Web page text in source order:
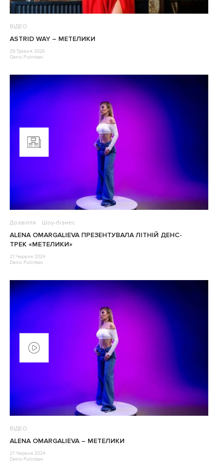
ВІДЕО
ASTRID WAY – МЕТЕЛИКИ
29 Травня 2026
Denis Putintsev
Дозвілля Шоу-бізнес
ALENA OMARGALIEVA ПРЕЗЕНТУВАЛА ЛІТНІЙ ДЕНС-
ТРЕК «МЕТЕЛИКИ»
21 Червня 2024
Denis Putintsev
ВІДЕО
ALENA OMARGALIEVA – МЕТЕЛИКИ
21 Червня 2024
Denis Putintsev